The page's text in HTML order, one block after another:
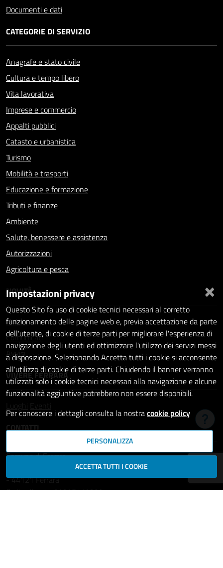
Documenti e dati
CATEGORIE DI SERVIZIO
Anagrafe e stato civile
Cultura e tempo libero
Vita lavorativa
Imprese e commercio
Appalti pubblici
Catasto e urbanistica
Turismo
Mobilità e trasporti
Educazione e formazione
Tributi e finanze
Ambiente
Salute, benessere e assistenza
Autorizzazioni
Agricoltura e pesca
NOVITÀ
Notizie
Comunicati
Avvisi
VIVERE FERRARA
Luoghi
Eventi
CONTATTI
Comune di Ferrara
Piazza del Municipio, 2
- 44121 Ferrara
Codice fiscale: 00297110389
×
Impostazioni privacy
Questo Sito fa uso di cookie tecnici necessari al corretto
funzionamento delle pagine web e, previa accettazione da parte
dell'utente, di cookie di terze parti per migliorare l'esperienza di
navigazione degli utenti ed ottimizzare l'utilizzo dei servizi messi
a disposizione. Selezionando Accetta tutti i cookie si acconsente
all'utilizzo di cookie di terze parti. Chiudendo il banner verranno
utilizzati solo i cookie tecnici necessari alla navigazione e alcune
funzionalità aggiuntive potrebbero non essere disponibili.
Per conoscere i dettagli consulta la nostracookie policy
PERSONALIZZA
ACCETTA TUTTI I COOKIE
Hai